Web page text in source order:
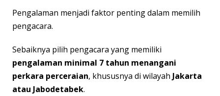
Pengalaman menjadi faktor penting dalam memilih
pengacara.
Sebaiknya pilih pengacara yang memiliki
pengalaman minimal 7 tahun menangani
perkara perceraian, khususnya di wilayah Jakarta
atau Jabodetabek.